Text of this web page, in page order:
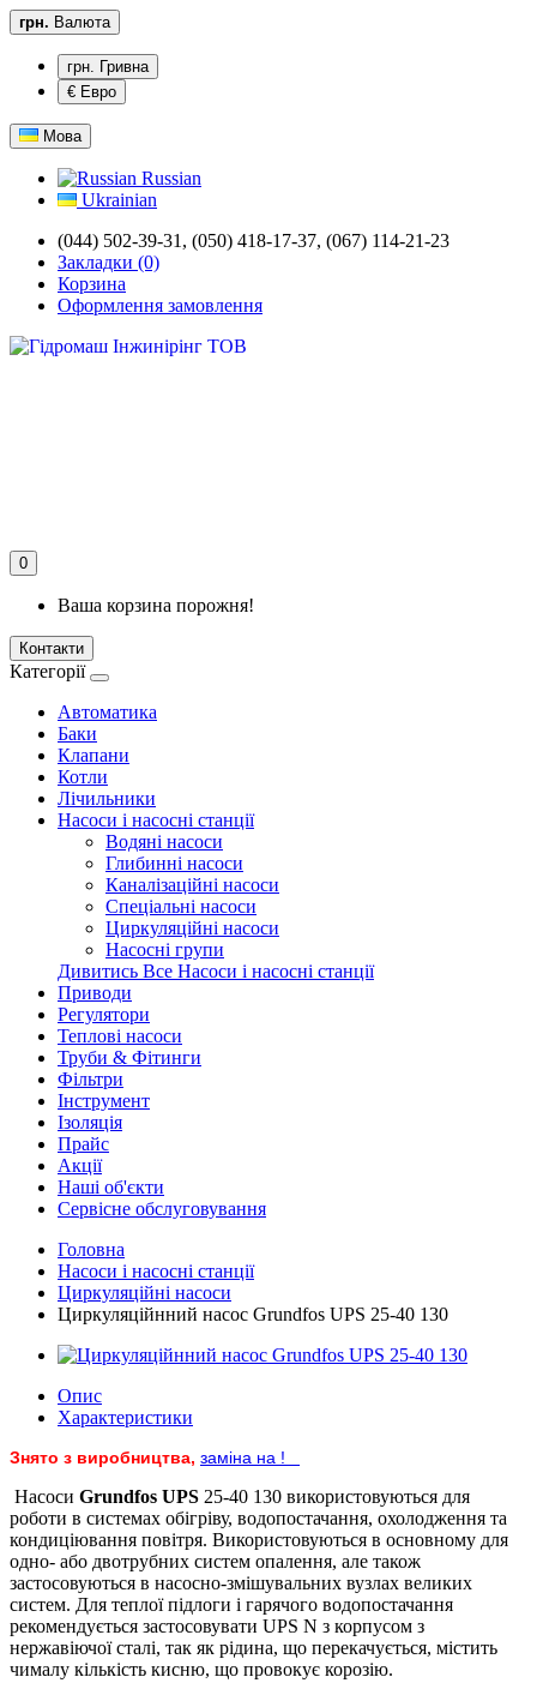
грн. Валюта
грн. Гривна
€ Евро
Мова
Russian
Ukrainian
(044) 502-39-31, (050) 418-17-37, (067) 114-21-23
Закладки (0)
Корзина
Оформлення замовлення
0
Ваша корзина порожня!
Контакти
Категорії
Автоматика
Баки
Клапани
Котли
Лічильники
Насоси і насосні станції
Водяні насоси
Глибинні насоси
Каналізаційні насоси
Спеціальні насоси
Циркуляційні насоси
Насосні групи
Дивитись Все Насоси і насосні станції
Приводи
Регулятори
Теплові насоси
Труби & Фітинги
Фільтри
Інструмент
Ізоляція
Прайс
Акції
Наші об'єкти
Сервісне обслуговування
Головна
Насоси і насосні станції
Циркуляційні насоси
Циркуляційнний насос Grundfos UPS 25-40 130
Опис
Характеристики
Знято з виробництва, заміна на !
Насоси Grundfos UPS 25-40 130 використовуються для
роботи в системах обігріву, водопостачання, охолодження та
кондиціювання повітря. Використовуються в основному для
одно- або двотрубних систем опалення, але також
застосовуються в насосно-змішувальних вузлах великих
систем. Для теплої підлоги і гарячого водопостачання
рекомендується застосовувати UPS N з корпусом з
нержавіючої сталі, так як рідина, що перекачується, містить
чималу кількість кисню, що провокує корозію.